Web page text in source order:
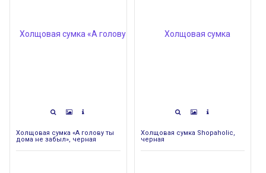
Холщовая сумка «А голову ты
дома не забыл», черная
Холщовая сумка Shopaholic,
черная